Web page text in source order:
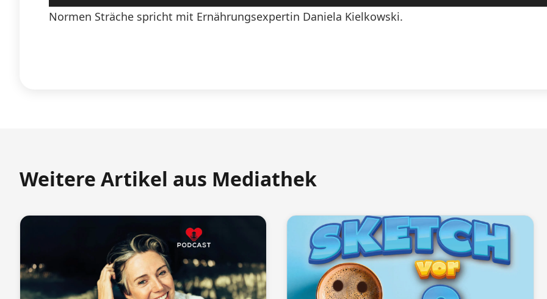
Player
Normen Sträche spricht mit Ernährungsexpertin Daniela Kielkowski.
Weitere Artikel aus Mediathek